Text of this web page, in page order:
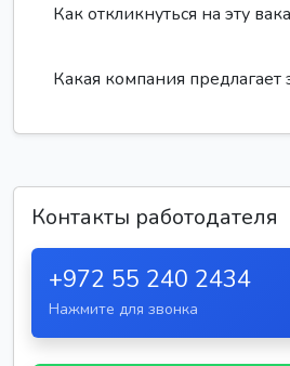
Как откликнуться на эту
Какая компания предлагает
Контакты работодателя
+972 55 240 2434
Нажмите для звонка